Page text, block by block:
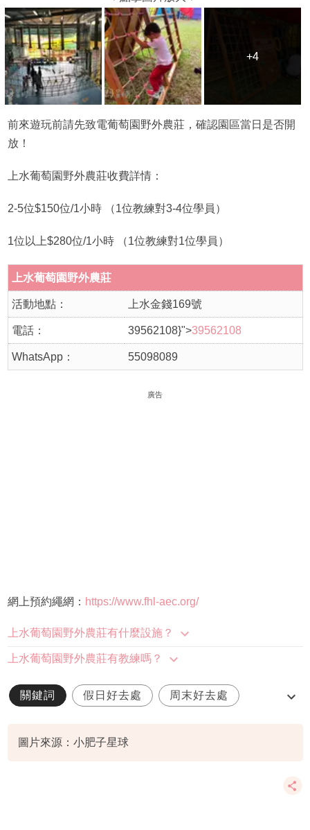
+4
+4
前來遊玩前請先致電葡萄園野外農莊，確認園區當日是否開
放！
上水葡萄園野外農莊收費詳情：
2-5位$150位/1小時 （1位教練對3-4位學員）
1位以上$280位/1小時 （1位教練對1位學員）
上水葡萄園野外農莊
活動地點： 上水金錢169號
電話： 39562108}">39562108
WhatsApp： 55098089
廣告
網上預約繩網： https://www.fhl-aec.org/
上水葡萄園野外農莊有什麼設施？
上水葡萄園野外農莊有教練嗎？
關鍵詞 假日好去處 周末好去處
圖片來源：小肥子星球